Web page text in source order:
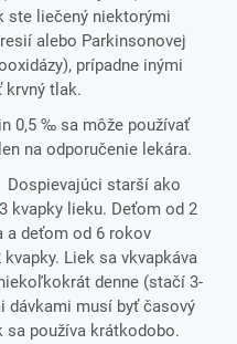
ste liečený niektorými
alebo Parkinsonovej
prípadne inými
krvný tlak.
0,5 ‰ sa môže používať
na odporučenie lekára.
Dospievajúci starší ako
kvapky lieku. Deťom od 2
a deťom od 6 rokov
Liek sa vkvapkáva
denne (stačí 3-
dávkami musí byť časový
sa používa krátkodobo.